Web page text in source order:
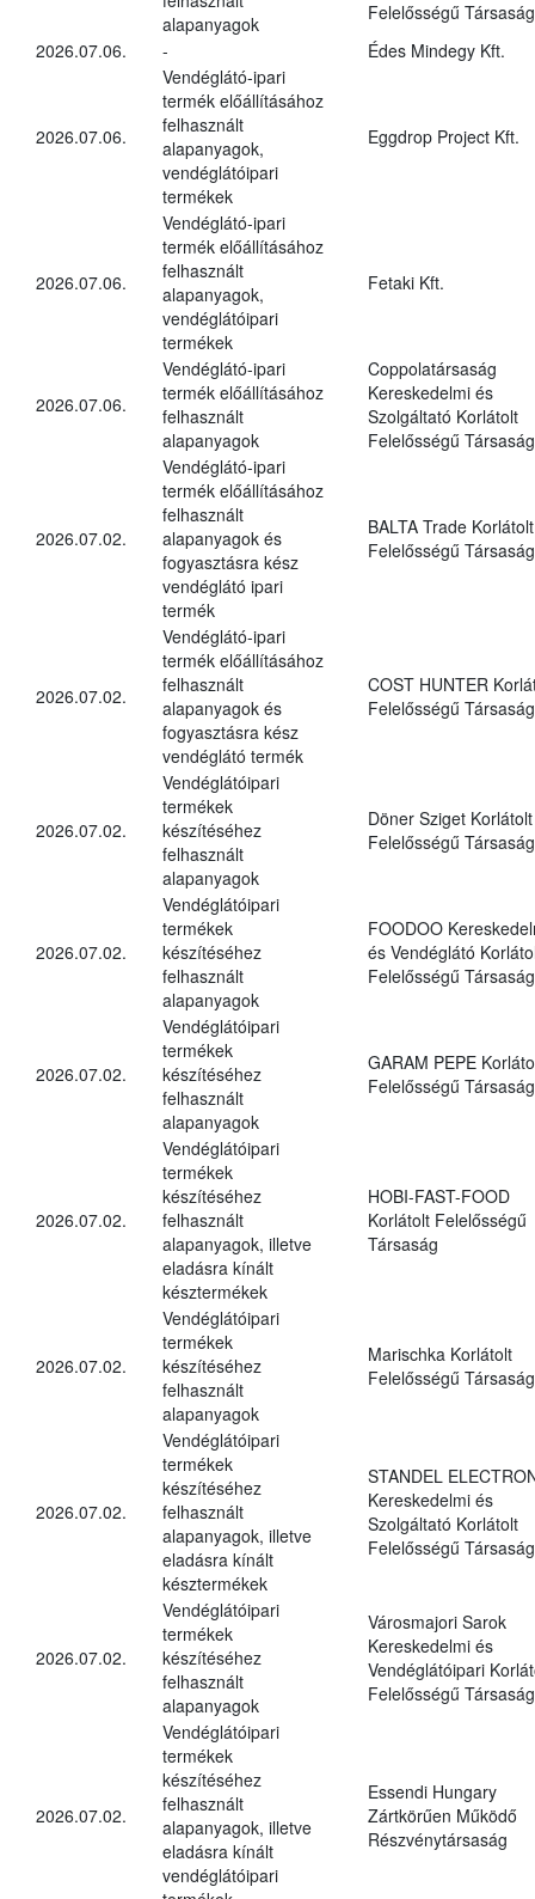
alapanyagok
Felelősségű Társaság
2026.07.06.
- Édes Mindegy Kft.
2026.07.06.
Vendéglátó-ipari
termék előállításához
felhasznált
alapanyagok,
vendéglátóipari
termékek
Eggdrop Project Kft.
2026.07.06.
Vendéglátó-ipari
termék előállításához
felhasznált
alapanyagok,
vendéglátóipari
termékek
Fetaki Kft.
2026.07.06.
Vendéglátó-ipari
termék előállításához
felhasznált
alapanyagok
Coppolatársaság
Kereskedelmi és
Szolgáltató Korlátolt
Felelősségű Társaság
2026.07.02.
Vendéglátó-ipari
termék előállításához
felhasznált
alapanyagok és
fogyasztásra kész
vendéglátó ipari
termék
BALTA Trade Korlátolt
Felelősségű Társaság
2026.07.02.
Vendéglátó-ipari
termék előállításához
felhasznált
alapanyagok és
fogyasztásra kész
vendéglátó termék
COST HUNTER
Felelősségű Társaság
2026.07.02.
Vendéglátóipari
termékek
készítéséhez
felhasznált
alapanyagok
Döner Sziget Korlátolt
Felelősségű Társaság
2026.07.02.
Vendéglátóipari
termékek
készítéséhez
felhasznált
alapanyagok
FOODOO
és Vendéglátó
Felelősségű Társaság
2026.07.02.
Vendéglátóipari
termékek
készítéséhez
felhasznált
alapanyagok
GARAM PEPE
Felelősségű Társaság
2026.07.02.
Vendéglátóipari
termékek
készítéséhez
felhasznált
alapanyagok, illetve
eladásra kínált
késztermékek
HOBI-FAST-FOOD
Korlátolt Felelősségű
Társaság
2026.07.02.
Vendéglátóipari
termékek
készítéséhez
felhasznált
alapanyagok
Marischka Korlátolt
Felelősségű Társaság
2026.07.02.
Vendéglátóipari
termékek
készítéséhez
felhasznált
alapanyagok, illetve
eladásra kínált
késztermékek
STANDEL
Kereskedelmi és
Szolgáltató Korlátolt
Felelősségű Társaság
2026.07.02.
Vendéglátóipari
termékek
készítéséhez
felhasznált
alapanyagok
Városmajori Sarok
Kereskedelmi és
Vendéglátóipari
Felelősségű Társaság
2026.07.02.
Vendéglátóipari
termékek
készítéséhez
felhasznált
alapanyagok, illetve
eladásra kínált
vendéglátóipari
Essendi Hungary
Zártkörűen Működő
Részvénytársaság